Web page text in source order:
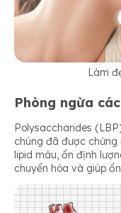
Làm
Phòng ngừa
Polysaccharides
chúng đã được
lipid máu, ổn định
chuyển hóa và giúp